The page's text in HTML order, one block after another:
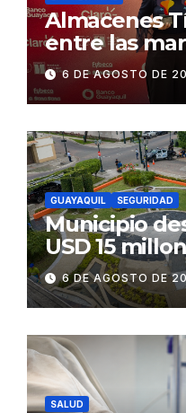
Almacenes
entre las
influyentes
6 DE AGOSTO DE
GUAYAQUIL SEGURIDAD
Municipio
USD 15
SEGURA EP
seguridad
6 DE AGOSTO DE
SALUD